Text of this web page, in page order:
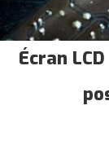
Écran